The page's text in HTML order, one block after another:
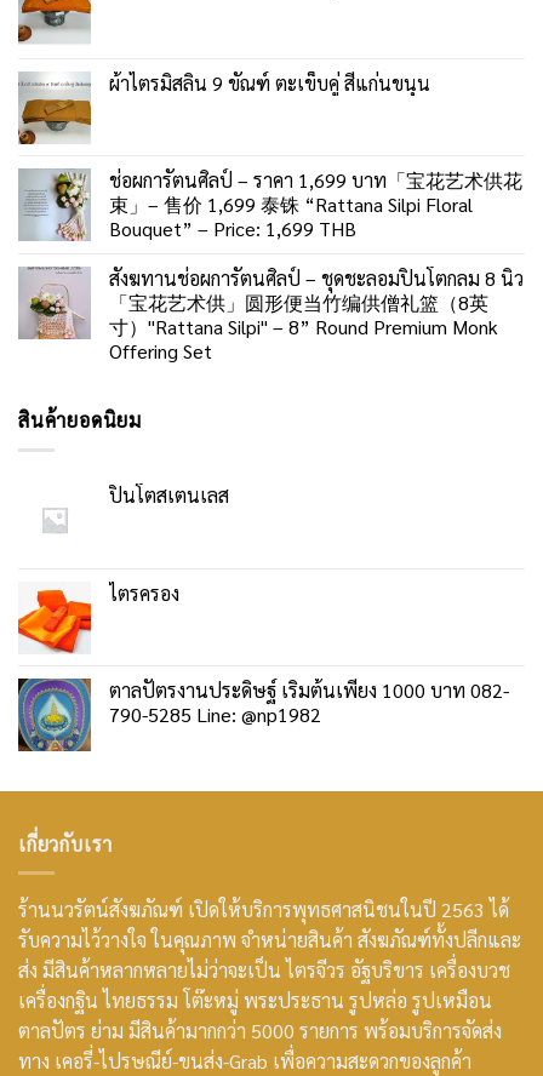
ผ้าไตรมิสลิน 9 ขัณฑ์ ตะเข็บคู่ สีแก่นขนุน
ช่อผการัตนศิลป์ – ราคา 1,699 บาท「宝花艺术供花
束」– 售价 1,699 泰铢 “Rattana Silpi Floral
Bouquet” – Price: 1,699 THB
สังฆทานช่อผการัตนศิลป์ – ชุดชะลอมปิ่นโตกลม 8 นิ้ว
「宝花艺术供」圆形便当竹编供僧礼篮（8英
寸）"Rattana Silpi" – 8” Round Premium Monk
Offering Set
สินค้ายอดนิยม
ปิ่นโตสเตนเลส
ไตรครอง
ตาลปัตรงานประดิษฐ์ เริ่มต้นเพียง 1000 บาท 082-
790-5285 Line: @np1982
เกี่ยวกับเรา
ร้านนวรัตน์สังฆภัณฑ์ เปิดให้บริการพุทธศาสนิชนในปี 2563 ได้
รับความไว้วางใจ ในคุณภาพ จำหน่ายสินค้า สังฆภัณฑ์ทั้งปลีกและ
ส่ง มีสินค้าหลากหลายไม่ว่าจะเป็น ไตรจีวร อัฐบริขาร เครื่องบวช
เครื่องกฐิน ไทยธรรม โต๊ะหมู่ พระประธาน รูปหล่อ รูปเหมือน
ตาลปัตร ย่าม มีสินค้ามากกว่า 5000 รายการ พร้อมบริการจัดส่ง
ทาง เคอรี่-ไปรษณีย์-ขนส่ง-Grab เพื่อความสะดวกของลูกค้า